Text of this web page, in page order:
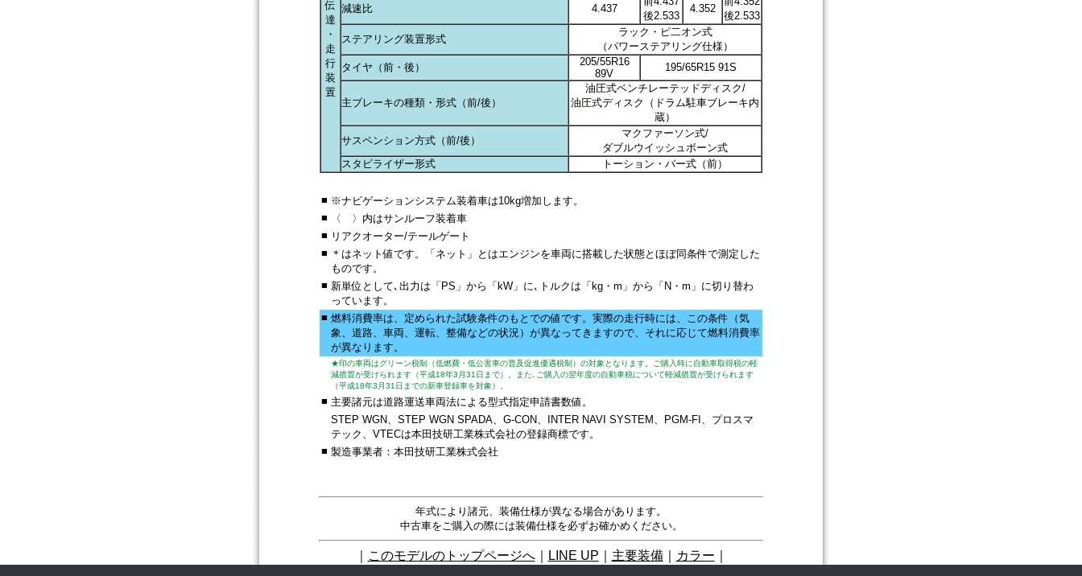
伝
達
・
走
行
装
置
減速比
4.437
後2.533
4.352
後2.533
ステアリング装置形式
ラック・ピ二オン式
（パワーステアリング仕様）
タイヤ（前・後）
205/55R16
89V
195/65R15 91S
主ブレーキの種類・形式（前/後）
油圧式ベンチレーテッドディスク/
油圧式ディスク（ドラム駐車ブレーキ内
蔵）
サスペンション方式（前/後）
マクファーソン式/
ダブルウイッシュボーン式
スタビライザー形式
トーション・バー式（前）
■ ※ナビゲーションシステム装着車は10kg増加します。
■
〈 〉内はサンルーフ装着車
■ リアクオーター/テールゲート
■ ＊はネット値です。「ネット」とはエンジンを車両に搭載した状態とほぼ同条件で測定した
ものです。
■ 新単位として､出力は「PS」から「kW」に､トルクは「kg・m」から「N・m」に切り替わ
っています。
■ 燃料消費率は、定められた試験条件のもとでの値です。実際の走行時には、この条件（気
象、道路、車両、運転、整備などの状況）が異なってきますので、それに応じて燃料消費率
が異なります。
★印の車両はグリーン税制（低燃費・低公害車の普及促進優遇税制）の対象となります。ご購入時に自動車取得税の軽
減措置が受けられます（平成18年3月31日まで）。また､ご購入の翌年度の自動車税について軽減措置が受けられます
（平成18年3月31日までの新車登録車を対象）。
■ 主要諸元は道路運送車両法による型式指定申請書数値。
STEP WGN、STEP WGN SPADA、G-CON、INTER NAVI SYSTEM、PGM-FI、プロスマ
テック、VTECは本田技研工業株式会社の登録商標です。
■ 製造事業者：本田技研工業株式会社
年式により諸元、装備仕様が異なる場合があります。
中古車をご購入の際には装備仕様を必ずお確かめください。
このモデルのトップページへ｜ LINE UP 主要装備｜ カラー